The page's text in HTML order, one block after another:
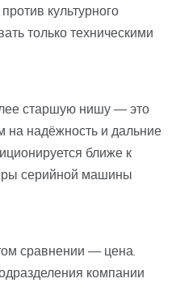
культурного
только техническими
старшую нишу — это
на надёжность и дальние
ближе к
серийной машины
сравнении — цена.
компании